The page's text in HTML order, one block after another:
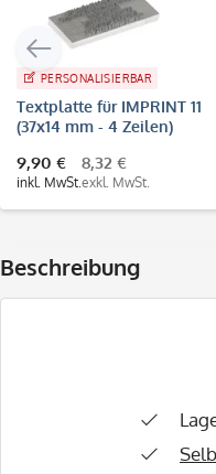
PERSONALISIERBAR
Textplatte für IMPRINT 11
(37x14 mm - 4 Zeilen)
9,90 €
inkl. MwSt.
8,32 €
exkl. MwSt.
Beschreibung